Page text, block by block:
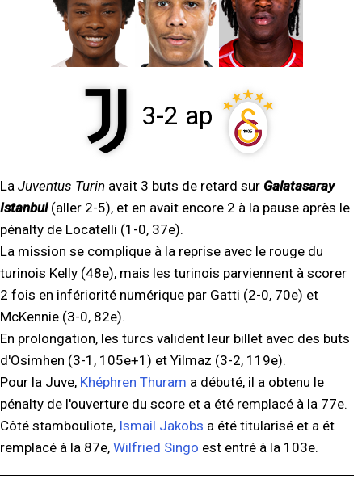
3-2 ap
La Juventus Turin avait 3 buts de retard sur Galatasaray
Istanbul(aller 2-5), et en avait encore 2 à la pause après le
pénalty de Locatelli (1-0, 37e).
La mission se complique à la reprise avec le rouge du
turinois Kelly (48e), mais les turinois parviennent à scorer
2 fois en infériorité numérique par Gatti (2-0, 70e) et
McKennie (3-0, 82e).
En prolongation, les turcs valident leur billet avec des buts
d'Osimhen (3-1, 105e+1) et Yilmaz (3-2, 119e).
Pour la Juve, Khéphren Thuram a débuté, il a obtenu le
pénalty de l'ouverture du score et a été remplacé à la 77e.
Côté stambouliote, Ismail Jakobs a été titularisé et a ét
remplacé à la 87e, Wilfried Singo est entré à la 103e.